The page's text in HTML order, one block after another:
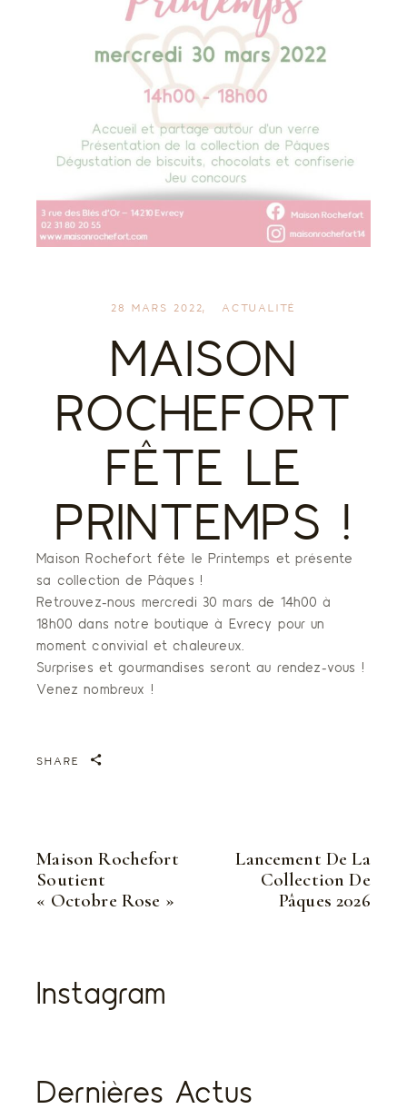
28 MARS 2022 ACTUALITÉ
MAISON
ROCHEFORT
FÊTE LE
PRINTEMPS !
Maison Rochefort fête le Printemps et présente
sa collection de Pâques !
Retrouvez-nous mercredi 30 mars de 14h00 à
18h00 dans notre boutique à Evrecy pour un
moment convivial et chaleureux.
Surprises et gourmandises seront au rendez-vous !
Venez nombreux !
SHARE
Maison Rochefort
Soutient
« Octobre Rose »
Lancement De La
Collection De
Pâques 2026
Instagram
Dernières Actus